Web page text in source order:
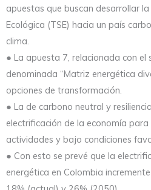
apuestas que buscan desarrollar
Ecológica (TSE) hacia un país
clima.
● La apuesta 7, relacionada con
denominada “Matriz energética
opciones de transformación.
● La de carbono neutral y
electrificación de la economía
actividades y bajo condiciones
● Con esto se prevé que la
energética en Colombia